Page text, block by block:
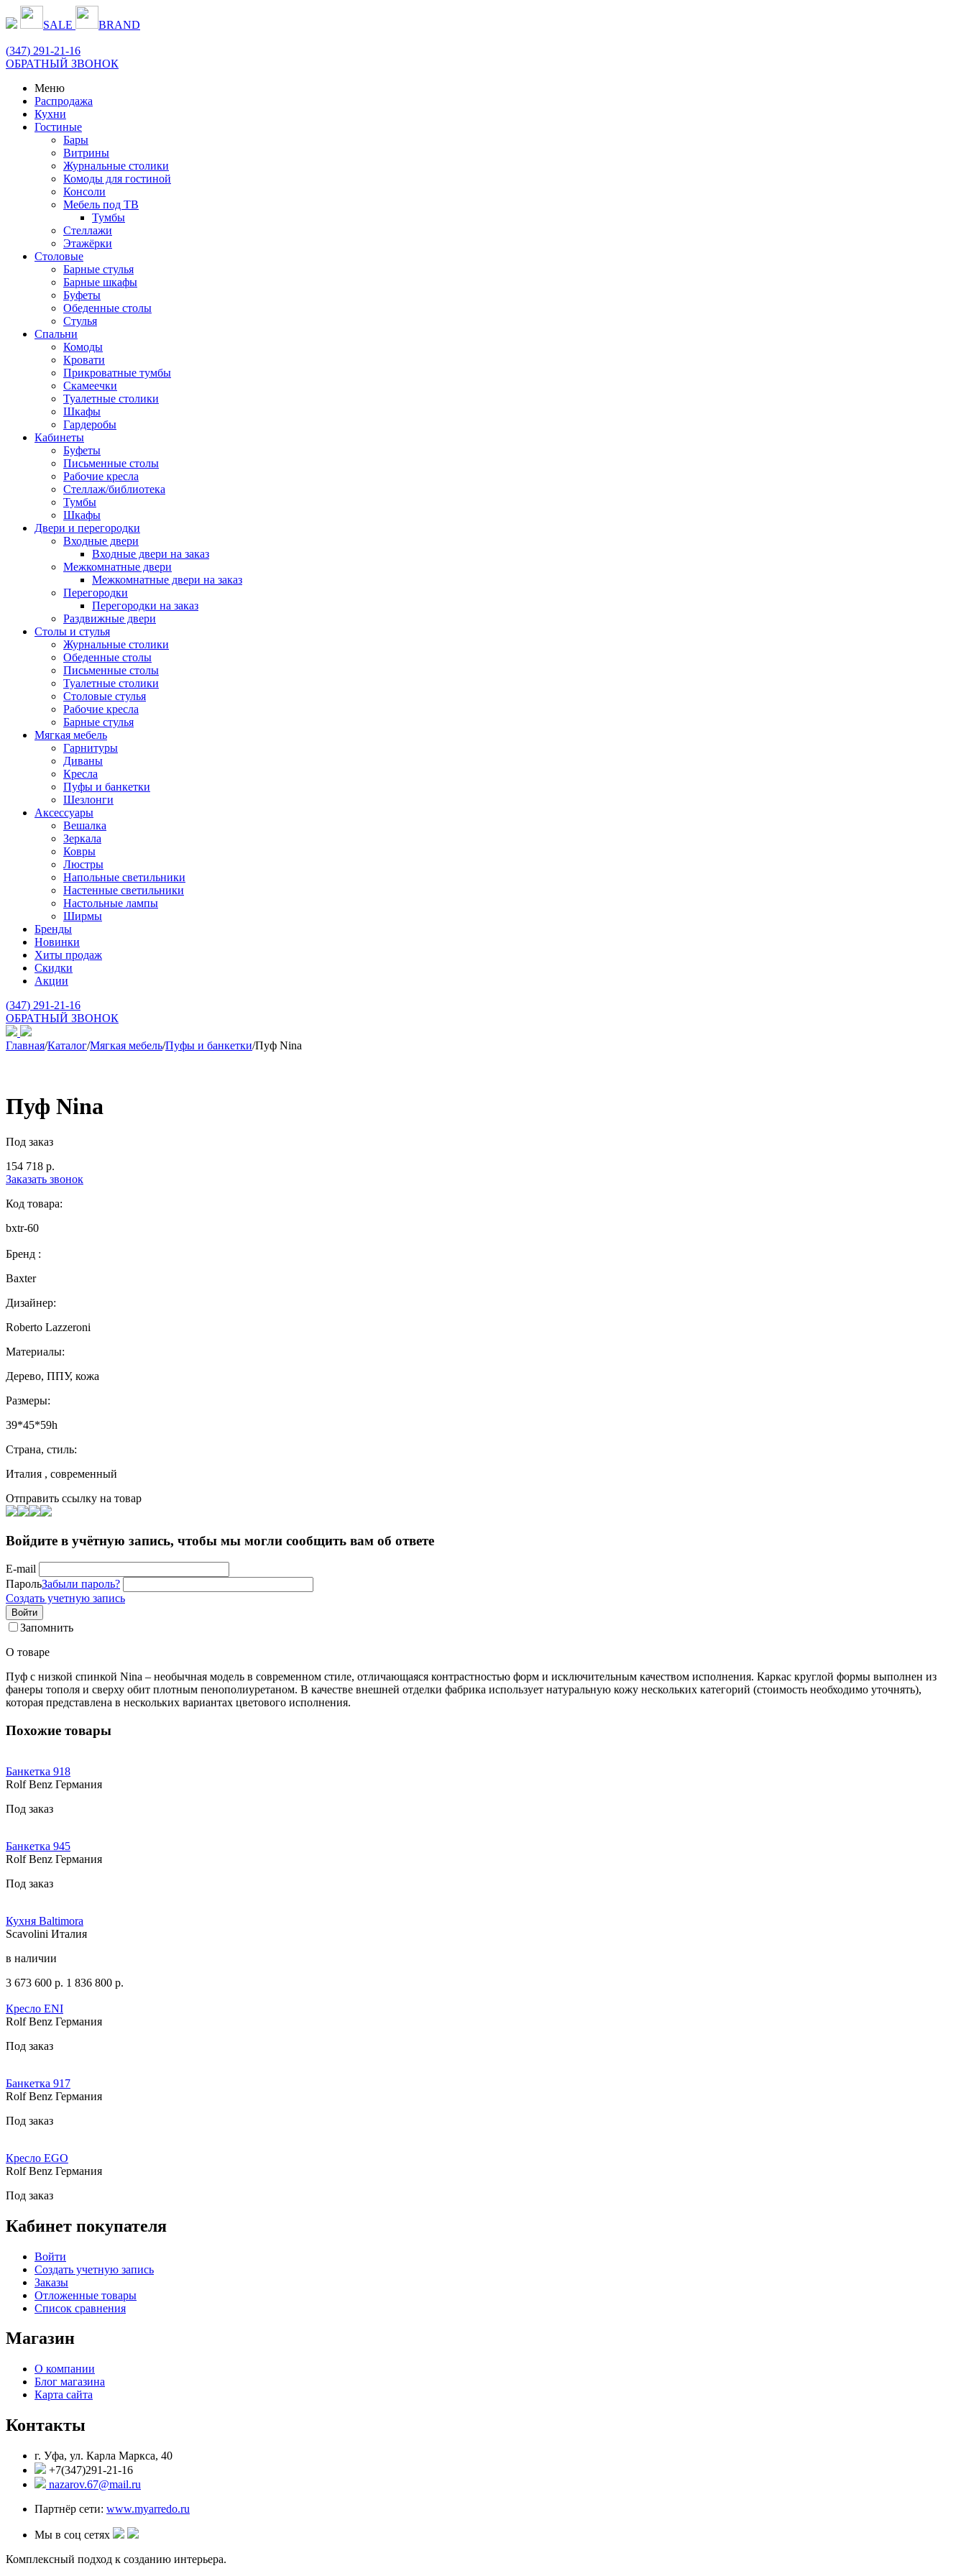
SALE BRAND
(347) 291-21-16
ОБРАТНЫЙ ЗВОНОК
Меню
Распродажа
Кухни
Гостиные
Бары
Витрины
Журнальные столики
Комоды для гостиной
Консоли
Мебель под ТВ
Тумбы
Стеллажи
Этажёрки
Столовые
Барные стулья
Барные шкафы
Буфеты
Обеденные столы
Стулья
Спальни
Комоды
Кровати
Прикроватные тумбы
Скамеечки
Туалетные столики
Шкафы
Гардеробы
Кабинеты
Буфеты
Письменные столы
Рабочие кресла
Стеллаж/библиотека
Тумбы
Шкафы
Двери и перегородки
Входные двери
Входные двери на заказ
Межкомнатные двери
Межкомнатные двери на заказ
Перегородки
Перегородки на заказ
Раздвижные двери
Столы и стулья
Журнальные столики
Обеденные столы
Письменные столы
Туалетные столики
Столовые стулья
Рабочие кресла
Барные стулья
Мягкая мебель
Гарнитуры
Диваны
Кресла
Пуфы и банкетки
Шезлонги
Аксессуары
Вешалка
Зеркала
Ковры
Люстры
Напольные светильники
Настенные светильники
Настольные лампы
Ширмы
Бренды
Новинки
Хиты продаж
Скидки
Акции
(347) 291-21-16
ОБРАТНЫЙ ЗВОНОК
Главная/Каталог/Мягкая мебель/Пуфы и банкетки/Пуф Nina
Пуф Nina
Под заказ
154 718 р.
Заказать звонок
Код товара:
bxtr-60
Бренд :
Baxter
Дизайнер:
Roberto Lazzeroni
Материалы:
Дерево, ППУ, кожа
Размеры:
39*45*59h
Страна, стиль:
Италия , современный
Отправить ссылку на товар
Войдите в учётную запись, чтобы мы могли сообщить вам об ответе
E-mail
ПарольЗабыли пароль?
Создать учетную запись
Войти
Запомнить
О товаре
Пуф с низкой спинкой Nina – необычная модель в современном стиле, отличающаяся контрастностью форм и исключительным качеством исполнения. Каркас круглой формы выполнен из
фанеры тополя и сверху обит плотным пенополиуретаном. В качестве внешней отделки фабрика использует натуральную кожу нескольких категорий (стоимость необходимо уточнять),
которая представлена в нескольких вариантах цветового исполнения.
Похожие товары
Банкетка 918
Rolf Benz Германия
Под заказ
Банкетка 945
Rolf Benz Германия
Под заказ
Кухня Baltimora
Scavolini Италия
в наличии
3 673 600 р. 1 836 800 р.
Кресло ENI
Rolf Benz Германия
Под заказ
Банкетка 917
Rolf Benz Германия
Под заказ
Кресло EGO
Rolf Benz Германия
Под заказ
Кабинет покупателя
Войти
Создать учетную запись
Заказы
Отложенные товары
Список сравнения
Магазин
О компании
Блог магазина
Карта сайта
Контакты
г. Уфа, ул. Карла Маркса, 40
+7(347)291-21-16
nazarov.67@mail.ru
Партнёр сети: www.myarredo.ru
Мы в соц сетях
Комплексный подход к созданию интерьера.